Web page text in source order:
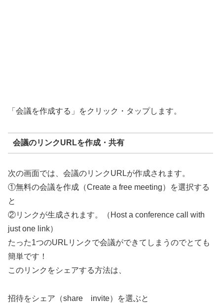
「会議を作成する」をクリック・タップします。
会議のリンクURLを作成・共有
次の画面では、会議のリンクURLが作成されます。
①無料の会議を作成（Create a free meeting）を選択する
と
②リンクが生成されます。（Host a conference call with
just one link）
たった1つのURLリンクで会議ができてしまうのでとても
簡単です！
このリンクをシェアする方法は、
招待をシェア（share invite）を選ぶと